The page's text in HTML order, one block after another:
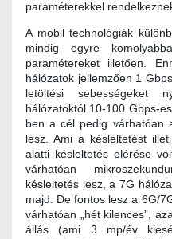
paraméterekkel
A mobil technológiák
mindig egyre
paramétereket illetően.
hálózatok jellemzően 1
letöltési sebességeket
hálózatoktól 10-100 Gbps-
ben a cél pedig várhatóan
lesz. Ami a késleltetést
alatti késleltetés elérése
várhatóan
késleltetés lesz, a 7G
majd. De fontos lesz a 6G/
várhatóan „hét kilences”,
állás (ami 3 mp/év